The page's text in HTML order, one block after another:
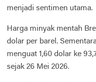
menjadi sentimen utama.
Harga minyak mentah
dolar per barel.
menguat 1,60 dolar ke
sejak 26 Mei 2026.